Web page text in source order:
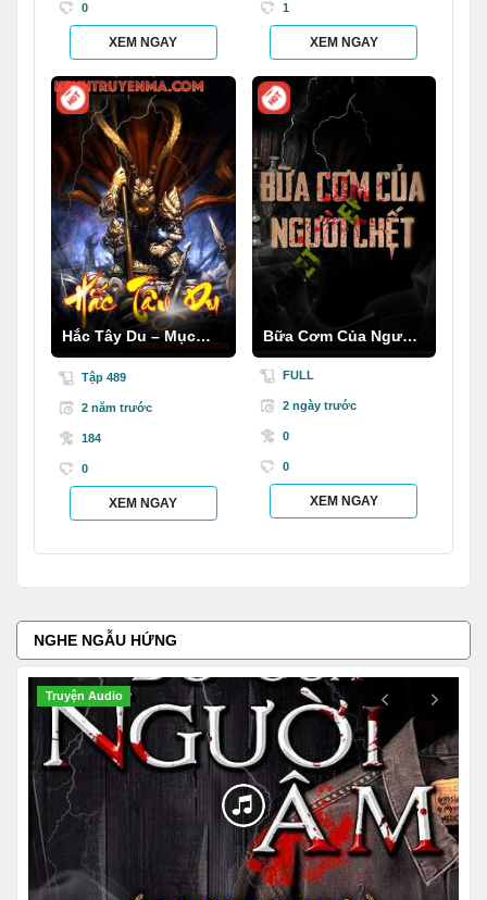
0
XEM NGAY
1
XEM NGAY
Hắc Tây Du – Mục
Thần Ký
Tập 489
2 năm trước
184
0
XEM NGAY
Bữa Cơm Của Người
C.hết
FULL
2 ngày trước
0
0
XEM NGAY
NGHE NGẪU HỨNG
Truyện Audio